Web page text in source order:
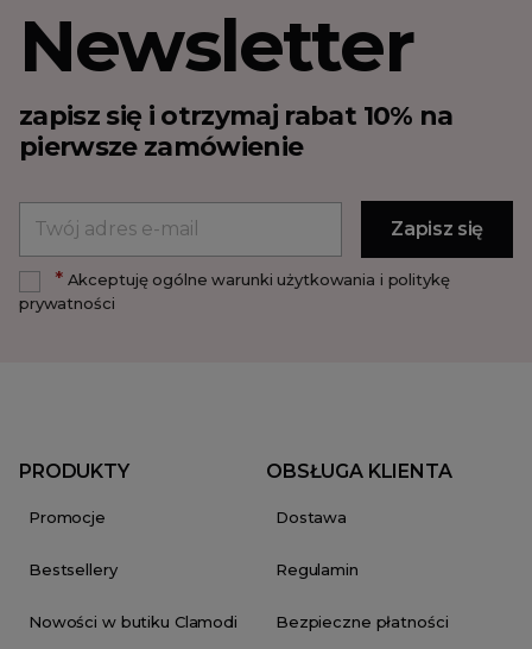
Newsletter
zapisz się i otrzymaj rabat 10% na
pierwsze zamówienie
*Akceptuję ogólne warunki użytkowania i politykę
prywatności
PRODUKTY
Promocje
Bestsellery
Nowości w butiku Clamodi
OBSŁUGA KLIENTA
Dostawa
Regulamin
Bezpieczne płatności